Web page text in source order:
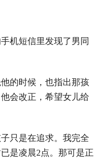
机短信里发现了男同
的时候，也指出那孩
会改正，希望女儿给
只是在追求。我完全
是凌晨2点。那可是正